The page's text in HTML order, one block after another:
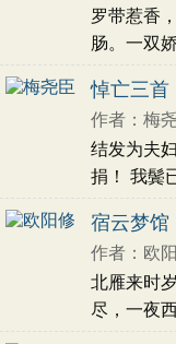
罗带惹香
肠。一双
悼亡三首
作者：梅
结发为夫
捐！ 我鬓
宿云梦馆
作者：欧
北雁来时
尽，一夜